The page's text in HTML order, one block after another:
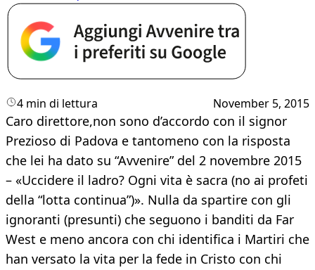
4 min di lettura November 5, 2015
Caro direttore,non sono d’accordo con il signor
Prezioso di Padova e tantomeno con la risposta
che lei ha dato su “Avvenire” del 2 novembre 2015
– «Uccidere il ladro? Ogni vita è sacra (no ai profeti
della “lotta continua”)». Nulla da spartire con gli
ignoranti (presunti) che seguono i banditi da Far
West e meno ancora con chi identifica i Martiri che
han versato la vita per la fede in Cristo con chi